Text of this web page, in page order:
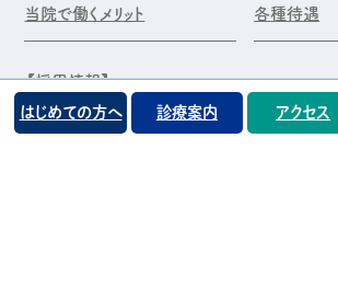
当院で働くメリット
各種待遇
【採用情報】
エントリー・お問合せ
はじめての方へ 診療案内 アクセス